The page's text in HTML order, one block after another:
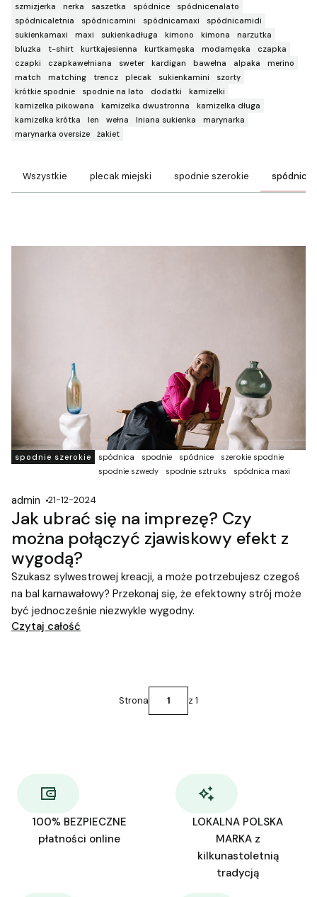
szmizjerka
nerka saszetka spódnice
spódnicenalato
spódnicaletnia
spódnicamini spódnicamaxi
spódnicamidi
sukienkamaxi
maxi sukienkadługa kimono kimona
narzutka
bluzka
t-shirt kurtkajesienna kurtkamęska modamęska
czapka
czapki
czapkawełniana sweter kardigan bawełna alpaka
merino
match
matching trencz plecak sukienkamini
szorty
krótkie spodnie
spodnie na lato dodatki
kamizelki
kamizelka pikowana
kamizelka dwustronna
kamizelka długa
kamizelka krótka
len wełna lniana sukienka
marynarka
marynarka oversize
żakiet
Wszystkie plecak miejski spodnie szerokie spódnice
spodnie szerokie spódnica spodnie spódnice
szerokie spodnie
spodnie szwedy
spodnie sztruks spódnica maxi
admin 21-12-2024
Jak ubrać się na imprezę? Czy
można połączyć zjawiskowy efekt z
wygodą?
Szukasz sylwestrowej kreacji, a może potrzebujesz czegoś
na bal karnawałowy? Przekonaj się, że efektowny strój może
być jednocześnie niezwykle wygodny.
Czytaj całość
Strona z 1
100% BEZPIECZNE
płatności online
LOKALNA POLSKA
MARKA z
kilkunastoletnią
tradycją